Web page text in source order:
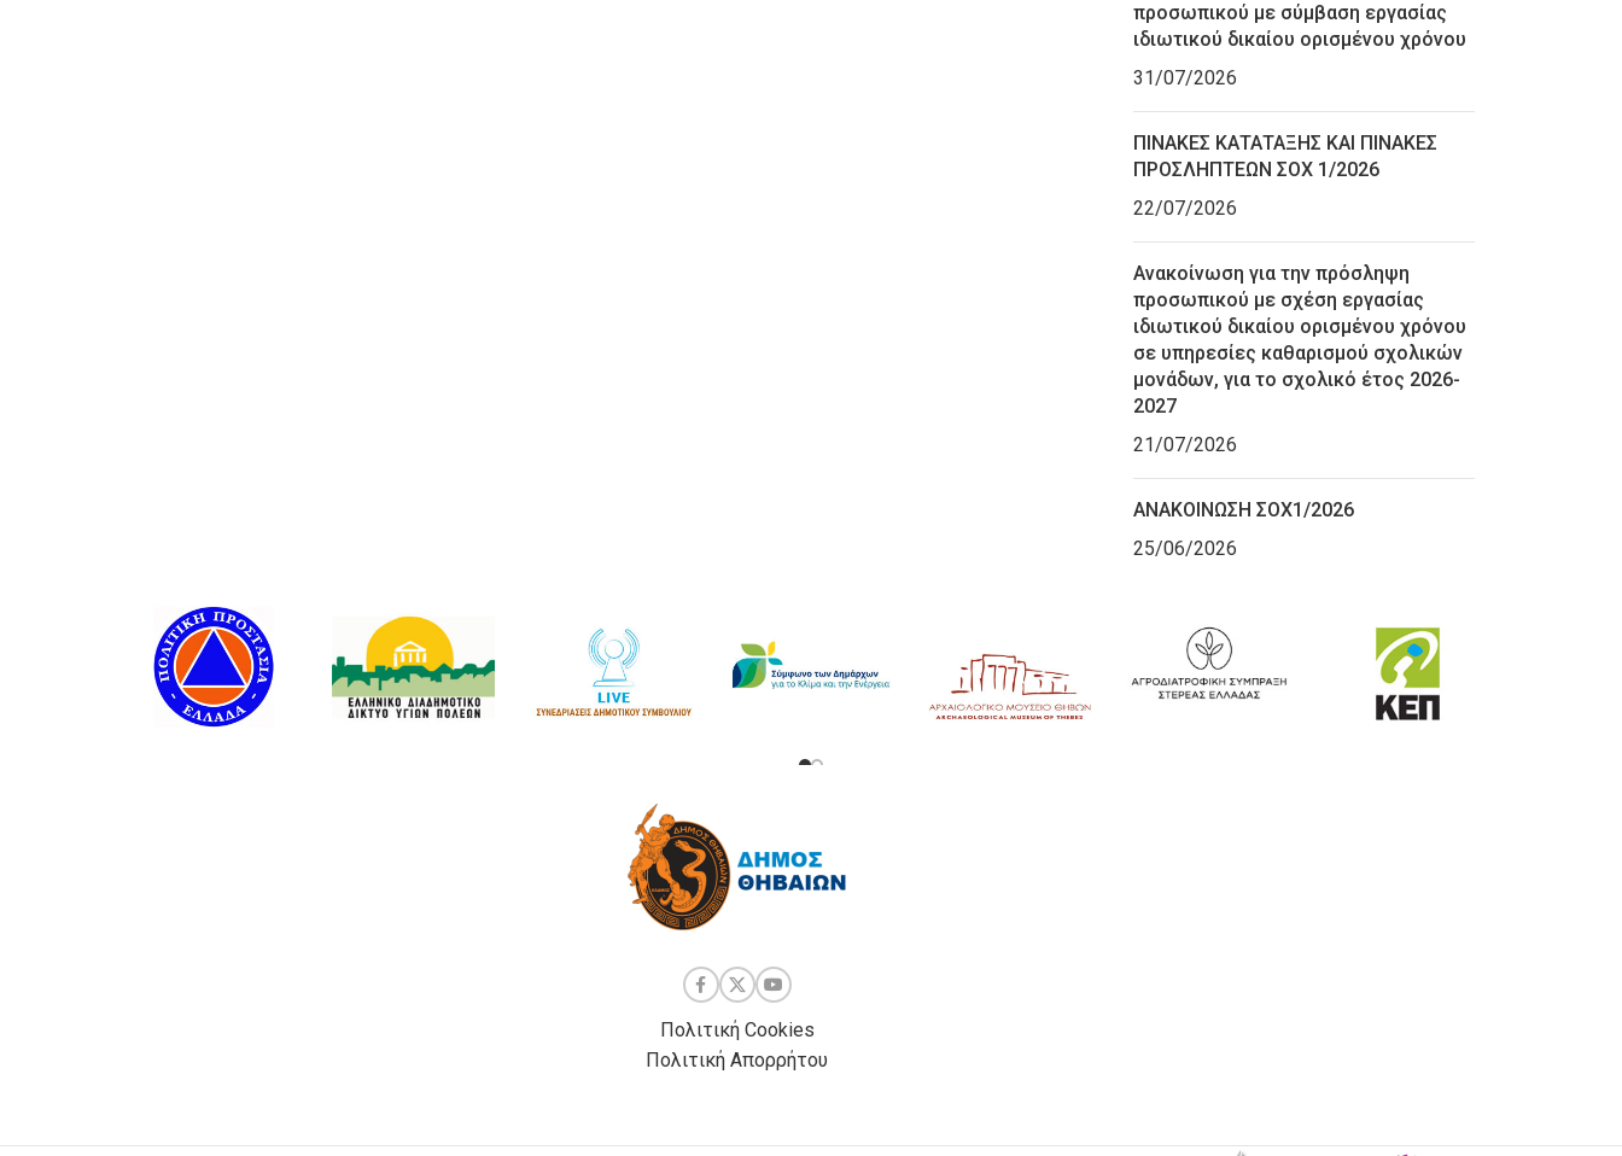
προσωπικού με σύμβαση εργασίας
ιδιωτικού δικαίου ορισμένου χρόνου
31/07/2026
ΠΙΝΑΚΕΣ ΚΑΤΑΤΑΞΗΣ ΚΑΙ ΠΙΝΑΚΕΣ
ΠΡΟΣΛΗΠΤΕΩΝ ΣΟΧ 1/2026
22/07/2026
Ανακοίνωση για την πρόσληψη
προσωπικού με σχέση εργασίας
ιδιωτικού δικαίου ορισμένου χρόνου
σε υπηρεσίες καθαρισμού σχολικών
μονάδων, για το σχολικό έτος 2026-
2027
21/07/2026
ΑΝΑΚΟΙΝΩΣΗ ΣΟΧ1/2026
25/06/2026
Πολιτική Cookies
Πολιτική Απορρήτου